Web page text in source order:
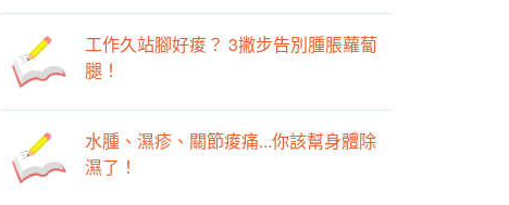
工作久站腳好痠？ 3撇步告別腫脹蘿蔔
腿！
水腫、濕疹、關節痠痛...你該幫身體除
濕了！